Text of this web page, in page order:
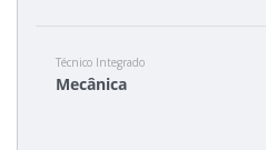
Técnico Integrado
Mecânica